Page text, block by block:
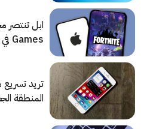
Games في دعوى مكافحة الاحتكار
تريد
المنطقة